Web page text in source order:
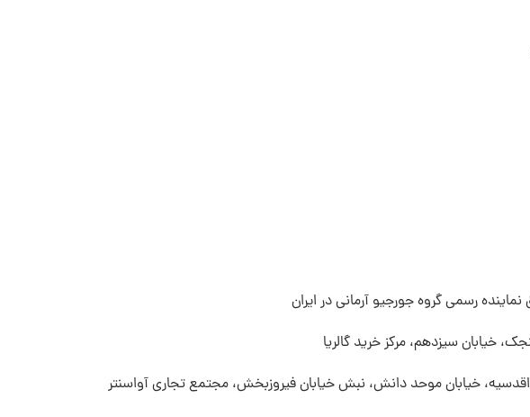
رسمی گروه جورجیو آرمانی در ایران
خیابان سیزدهم، مرکز خرید گالریا
اقدسیه، خیابان موحد دانش، نبش خیابان فیروزبخش، مجتمع تجاری آواسنتر